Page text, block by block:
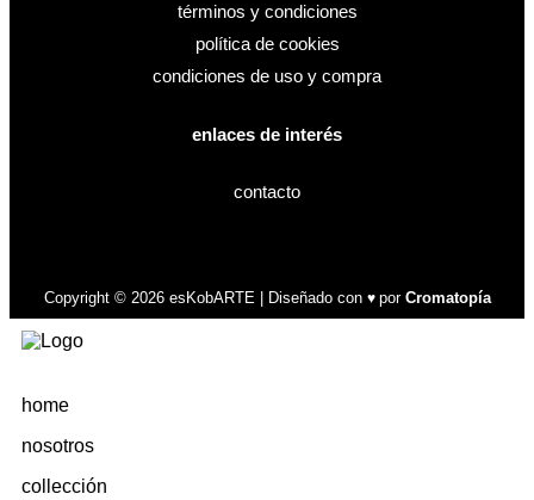
términos y condiciones
política de cookies
condiciones de uso y compra
enlaces de interés
contacto
Copyright © 2026 esKobARTE | Diseñado con ♥ por Cromatopía
home
nosotros
collección